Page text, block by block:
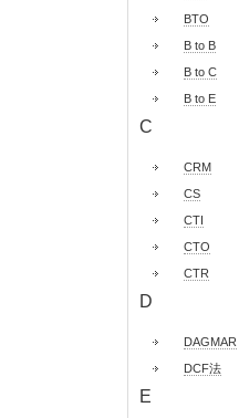
BTO
B to B
B to C
B to E
C
CRM
CS
CTI
CTO
CTR
D
DAGMAR
DCF法
E